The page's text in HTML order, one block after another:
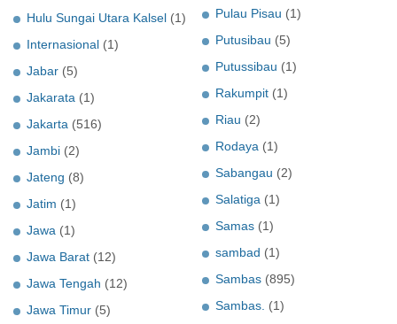
Hulu Sungai Utara Kalsel (1)
Internasional (1)
Jabar (5)
Jakarata (1)
Jakarta (516)
Jambi (2)
Jateng (8)
Jatim (1)
Jawa (1)
Jawa Barat (12)
Jawa Tengah (12)
Jawa Timur (5)
Pulau Pisau (1)
Putusibau (5)
Putussibau (1)
Rakumpit (1)
Riau (2)
Rodaya (1)
Sabangau (2)
Salatiga (1)
Samas (1)
sambad (1)
Sambas (895)
Sambas. (1)